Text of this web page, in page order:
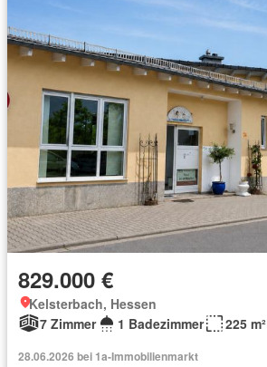
829.000 €
Kelsterbach, Hessen
7 Zimmer
1 Badezimmer 225 m²
28.06.2026 bei 1a-Immobilienmarkt